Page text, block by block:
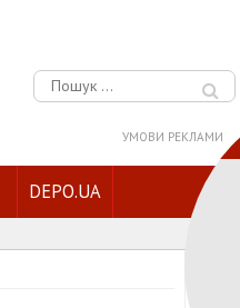
Пошук:
УМОВИ РЕКЛАМИ
DEPO.UA